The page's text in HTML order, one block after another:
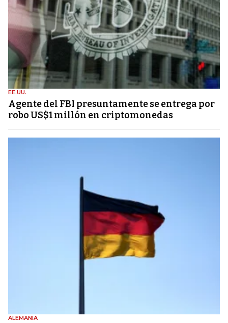
EE.UU.
Agente del FBI presuntamente se entrega por
robo US$1 millón en criptomonedas
ALEMANIA